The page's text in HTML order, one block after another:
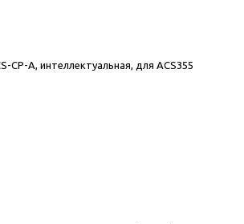
CP-A, интеллектуальная, для ACS355